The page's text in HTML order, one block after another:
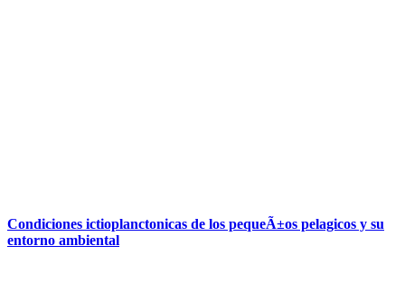
Condiciones ictioplanctonicas de los pequeÃ±os pelagicos y su
entorno ambiental